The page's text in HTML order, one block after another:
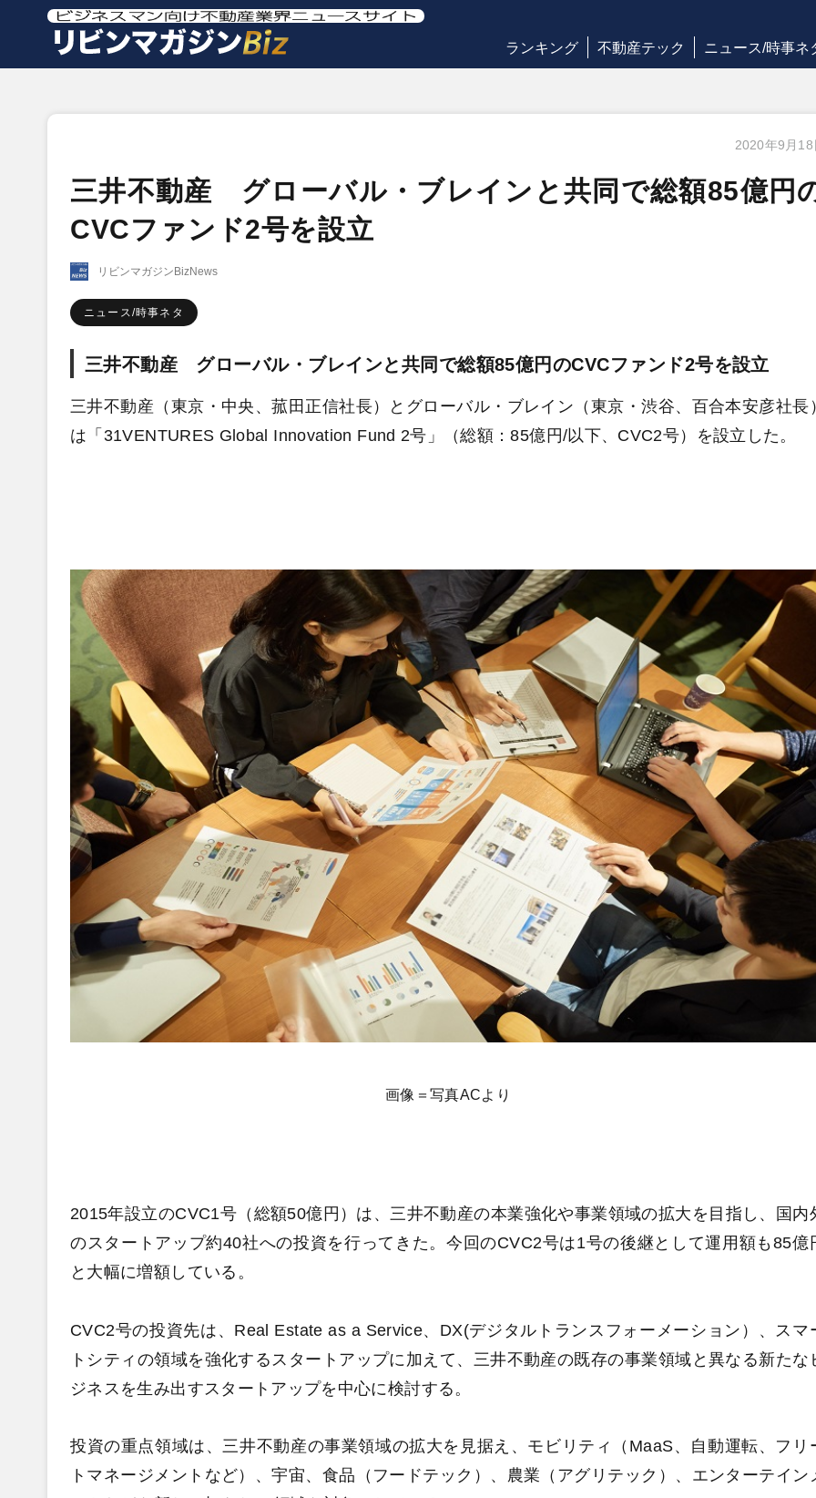
ランキング 不動産テック ニュース/時事ネ
2020年9月18
三井不動産 グローバル・ブレインと共同で総額85億円
CVCファンド2号を設立
リビンマガジンBizNews
ニュース/時事ネタ
三井不動産 グローバル・ブレインと共同で総額85億円のCVCファンド2号を設立
三井不動産（東京・中央、菰田正信社長）とグローバル・ブレイン（東京・渋谷、百合本安彦社長
は「31VENTURES Global Innovation Fund 2号」（総額：85億円/以下、CVC2号）を設立した。
画像＝写真ACより
2015年設立のCVC1号（総額50億円）は、三井不動産の本業強化や事業領域の拡大を目指し、国内
のスタートアップ約40社への投資を行ってきた。今回のCVC2号は1号の後継として運用額も85億
と大幅に増額している。
CVC2号の投資先は、Real Estate as a Service、DX(デジタルトランスフォーメーション）、スマ
トシティの領域を強化するスタートアップに加えて、三井不動産の既存の事業領域と異なる新たな
ジネスを生み出すスタートアップを中心に検討する。
投資の重点領域は、三井不動産の事業領域の拡大を見据え、モビリティ（MaaS、自動運転、フリ
トマネージメントなど）、宇宙、食品（フードテック）、農業（アグリテック）、エンターテイン